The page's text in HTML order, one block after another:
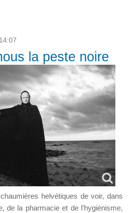
la peste noire
helvétiques de voir, dans
de la pharmacie et de l’hygiénisme,